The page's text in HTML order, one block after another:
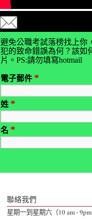
避免公職考試落榜找上你
犯的致命錯誤為何？該如
片。PS:請勿填寫hotmail
電子郵件 *
姓 *
名 *
聯絡我們
星期一到星期六（10 am -